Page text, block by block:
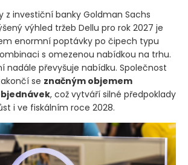
z investiční banky Goldman Sachs
výhled tržeb Dellu pro rok 2027 je
enormní poptávky po čipech typu
s omezenou nabídkou na trhu.
nadále převyšuje nabídku. Společnost
se značným objemem
, což vytváří silné předpoklady
i ve fiskálním roce 2028.